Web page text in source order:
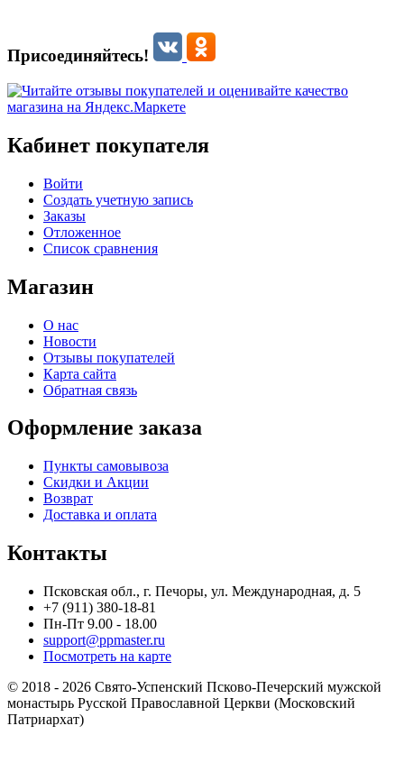
Присоединяйтесь!
Кабинет покупателя
Войти
Создать учетную запись
Заказы
Отложенное
Список сравнения
Магазин
О нас
Новости
Отзывы покупателей
Карта сайта
Обратная связь
Оформление заказа
Пункты самовывоза
Скидки и Акции
Возврат
Доставка и оплата
Контакты
Псковская обл., г. Печоры, ул. Международная, д. 5
+7 (911) 380-18-81
Пн-Пт 9.00 - 18.00
support@ppmaster.ru
Посмотреть на карте
© 2018 - 2026 Свято-Успенский Псково-Печерский мужской
монастырь Русской Православной Церкви (Московский
Патриархат)